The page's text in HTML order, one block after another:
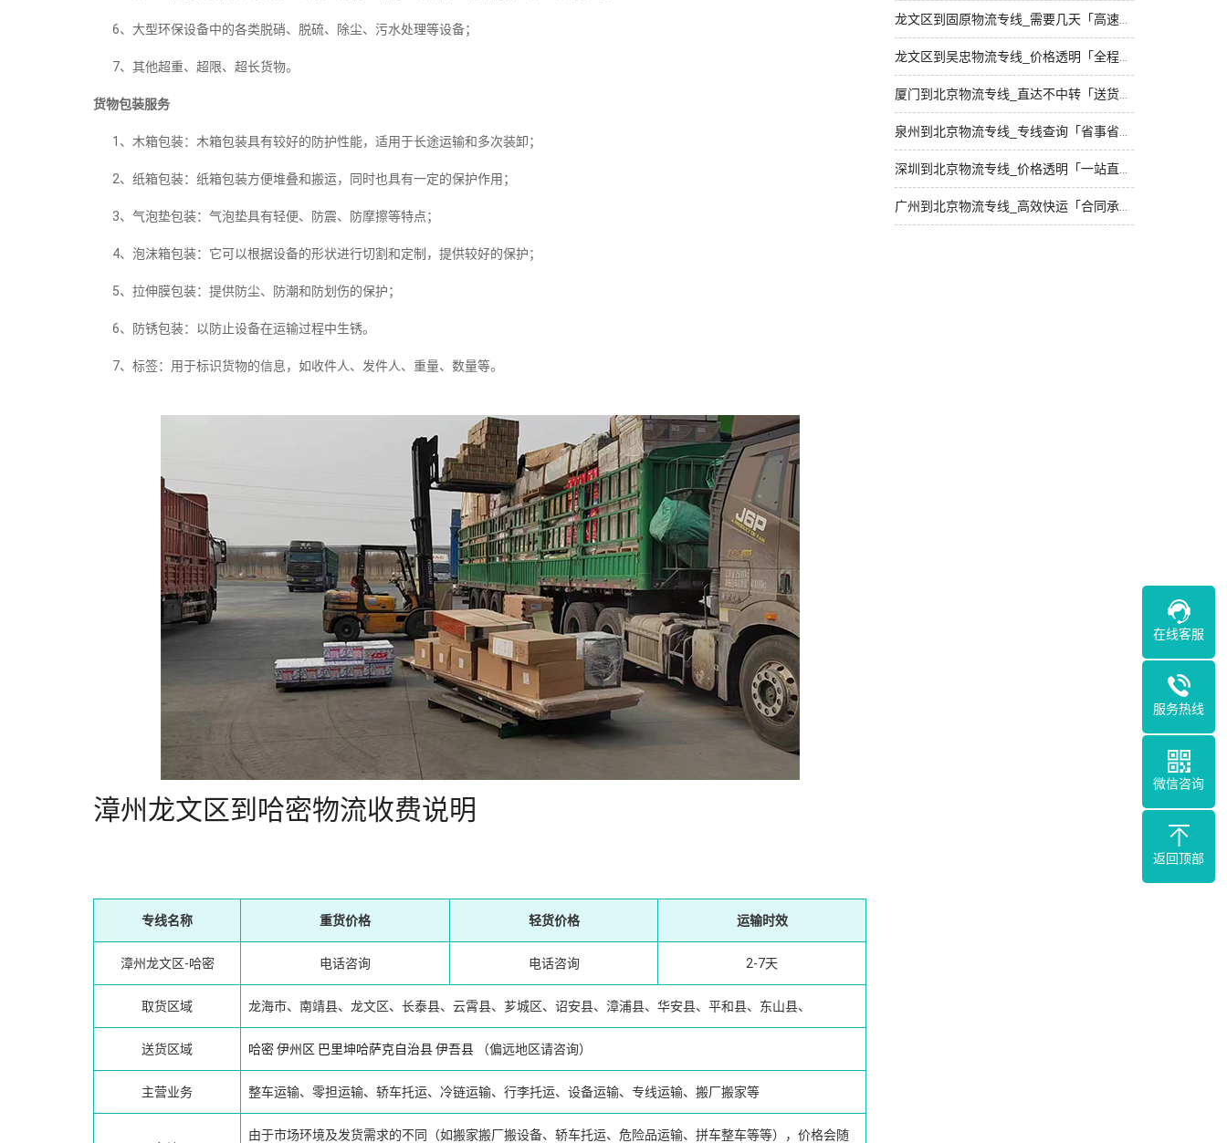
6、大型环保设备中的各类脱硝、脱硫、除尘、污水处理等设备；
7、其他超重、超限、超长货物。
货物包装服务
1、木箱包装：木箱包装具有较好的防护性能，适用于长途运输和多次装卸；
2、纸箱包装：纸箱包装方便堆叠和搬运，同时也具有一定的保护作用；
3、气泡垫包装：气泡垫具有轻便、防震、防摩擦等特点；
4、泡沫箱包装：它可以根据设备的形状进行切割和定制，提供较好的保护；
5、拉伸膜包装：提供防尘、防潮和防划伤的保护；
6、防锈包装：以防止设备在运输过程中生锈。
7、标签：用于标识货物的信息，如收件人、发件人、重量、数量等。
漳州龙文区到哈密物流收费说明
专线名称 重货价格 轻货价格 运输时效
漳州龙文区-哈密 电话咨询 电话咨询 2-7天
取货区域 龙海市、南靖县、龙文区、长泰县、云霄县、芗城区、诏安县、漳浦县、华安县、平和县、东山县、
送货区域 哈密伊州区 巴里坤哈萨克自治县伊吾县 （偏远地区请咨询）
主营业务 整车运输、零担运输、轿车托运、冷链运输、行李托运、设备运输、专线运输、搬厂搬家等
由于市场环境及发货需求的不同（如搬家搬厂搬设备、轿车托运、危险品运输、拼车整车等等），价格会随
龙文区到固原物流专线_需要几天「高速快运」
龙文区到吴忠物流专线_价格透明「全程定位」
厦门到北京物流专线_直达不中转「送货到门」
泉州到北京物流专线_专线查询「省事省心」
深圳到北京物流专线_价格透明「一站直达」
广州到北京物流专线_高效快运「合同承运」
在线客服
服务热线
微信咨询
返回顶部